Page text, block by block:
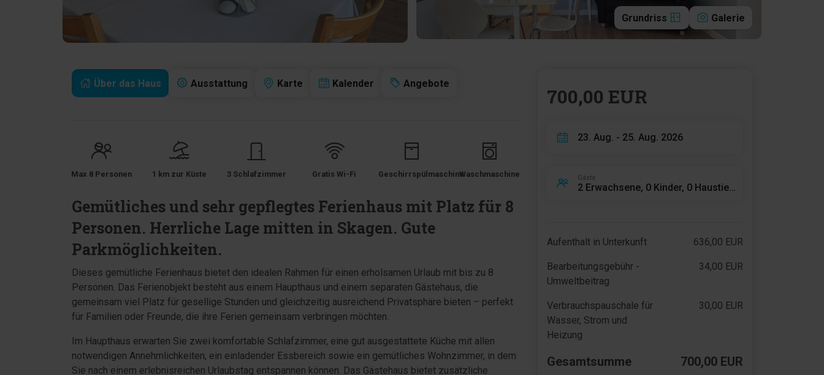
Grundriss Galerie
Über das Haus Ausstattung Karte Kalender Angebote
Max 8 Personen 1 km zur Küste 3 Schlafzimmer Gratis Wi-Fi GeschirrspülmaschineWaschmaschine
Gemütliches und sehr gepflegtes Ferienhaus mit Platz für 8
Personen. Herrliche Lage mitten in Skagen. Gute
Parkmöglichkeiten.
Dieses gemütliche Ferienhaus bietet den idealen Rahmen für einen erholsamen Urlaub mit bis zu 8
Personen. Das Ferienobjekt besteht aus einem Haupthaus und einem separaten Gästehaus, die
gemeinsam viel Platz für gesellige Stunden und gleichzeitig ausreichend Privatsphäre bieten – perfekt
für Familien oder Freunde, die ihre Ferien gemeinsam verbringen möchten.
Im Haupthaus erwarten Sie zwei komfortable Schlafzimmer, eine gut ausgestattete Küche mit allen
notwendigen Annehmlichkeiten, ein einladender Essbereich sowie ein gemütliches Wohnzimmer, in dem
Sie nach einem erlebnisreichen Urlaubstag entspannen können. Das Gästehaus bietet zusätzliche
700,00 EUR
23. Aug. - 25. Aug. 2026
Gäste
Aufenthalt in Unterkunft 636,00 EUR
Bearbeitungsgebühr -
Umweltbeitrag
34,00 EUR
Verbrauchspauschale für
Wasser, Strom und
Heizung
30,00 EUR
Gesamtsumme 700,00 EUR